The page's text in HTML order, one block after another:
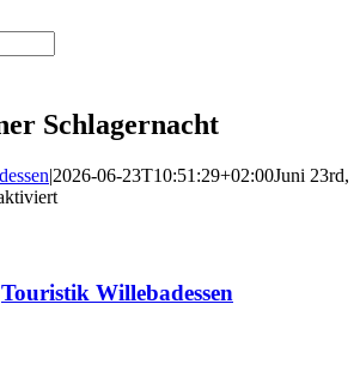
Schlagernacht
|2026-06-23T10:51:29+02:00Juni 23rd,
für
Touristik Willebadessen